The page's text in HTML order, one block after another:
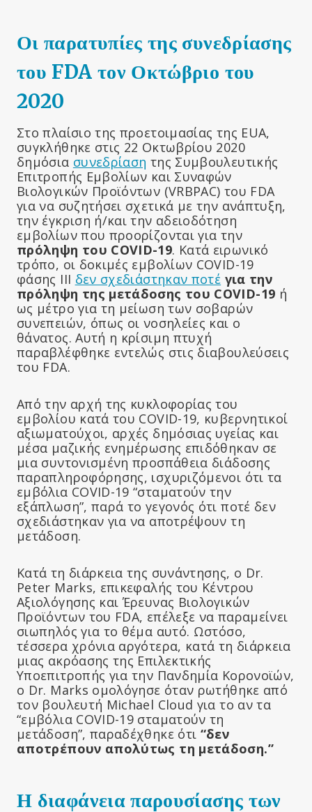
Οι παρατυπίες της συνεδρίασης
του FDA τον Οκτώβριο του
2020
Στο πλαίσιο της προετοιμασίας της EUA,
συγκλήθηκε στις 22 Οκτωβρίου 2020
δημόσια συνεδρίαση της Συμβουλευτικής
Επιτροπής Εμβολίων και Συναφών
Βιολογικών Προϊόντων (VRBPAC) του FDA
για να συζητήσει σχετικά με την ανάπτυξη,
την έγκριση ή/και την αδειοδότηση
εμβολίων που προορίζονται για την
πρόληψη του COVID-19. Κατά ειρωνικό
τρόπο, οι δοκιμές εμβολίων COVID-19
φάσης ΙΙΙ δεν σχεδιάστηκαν ποτέ για την
πρόληψη της μετάδοσης του COVID-19 ή
ως μέτρο για τη μείωση των σοβαρών
συνεπειών, όπως οι νοσηλείες και ο
θάνατος. Αυτή η κρίσιμη πτυχή
παραβλέφθηκε εντελώς στις διαβουλεύσεις
του FDA.
Από την αρχή της κυκλοφορίας του
εμβολίου κατά του COVID-19, κυβερνητικοί
αξιωματούχοι, αρχές δημόσιας υγείας και
μέσα μαζικής ενημέρωσης επιδόθηκαν σε
μια συντονισμένη προσπάθεια διάδοσης
παραπληροφόρησης, ισχυριζόμενοι ότι τα
εμβόλια COVID-19 “σταματούν την
εξάπλωση”, παρά το γεγονός ότι ποτέ δεν
σχεδιάστηκαν για να αποτρέψουν τη
μετάδοση.
Κατά τη διάρκεια της συνάντησης, ο Dr.
Peter Marks, επικεφαλής του Κέντρου
Αξιολόγησης και Έρευνας Βιολογικών
Προϊόντων του FDA, επέλεξε να παραμείνει
σιωπηλός για το θέμα αυτό. Ωστόσο,
τέσσερα χρόνια αργότερα, κατά τη διάρκεια
μιας ακρόασης της Επιλεκτικής
Υποεπιτροπής για την Πανδημία Κορονοϊών,
ο Dr. Marks ομολόγησε όταν ρωτήθηκε από
τον βουλευτή Michael Cloud για το αν τα
“εμβόλια COVID-19 σταματούν τη
μετάδοση”, παραδέχθηκε ότι “δεν
αποτρέπουν απολύτως τη μετάδοση.”
Η διαφάνεια παρουσίασης των